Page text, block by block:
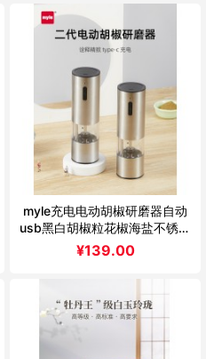
myle充电电动胡椒研磨器自动
usb黑白胡椒粒花椒海盐不锈钢
磨粉瓶
¥139.00